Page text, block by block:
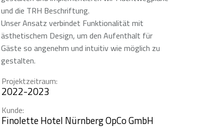
und die TRH Beschriftung.
Unser Ansatz verbindet Funktionalität mit
ästhetischem Design, um den Aufenthalt für
Gäste so angenehm und intuitiv wie möglich zu
gestalten.
Projektzeitraum:
2022-2023
Kunde:
Finolette Hotel Nürnberg OpCo GmbH